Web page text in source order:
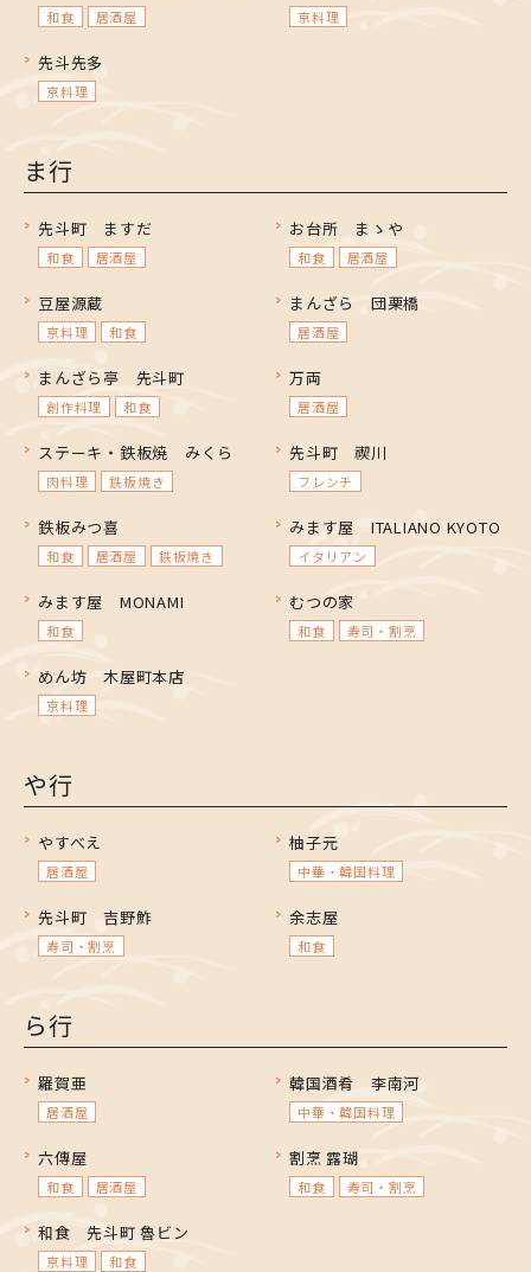
和食 居酒屋 京料理
先斗先多
京料理
ま行
先斗町 ますだ
和食 居酒屋
お台所 まゝや
和食 居酒屋
豆屋源蔵
京料理 和食
まんざら 団栗橋
居酒屋
まんざら亭 先斗町
創作料理 和食
万両
居酒屋
ステーキ・鉄板焼 みくら
肉料理 鉄板焼き
先斗町 禊川
フレンチ
鉄板みつ喜
和食 居酒屋 鉄板焼き
みます屋 ITALIANO KYOTO
イタリアン
みます屋 MONAMI
和食
むつの家
和食 寿司・割烹
めん坊 木屋町本店
京料理
や行
やすべえ
居酒屋
柚子元
中華・韓国料理
先斗町 吉野鮓
寿司・割烹
余志屋
和食
ら行
羅賀亜
居酒屋
韓国酒肴 李南河
中華・韓国料理
六傳屋
和食 居酒屋
割烹 露瑚
和食 寿司・割烹
和食 先斗町 魯ビン
京料理 和食